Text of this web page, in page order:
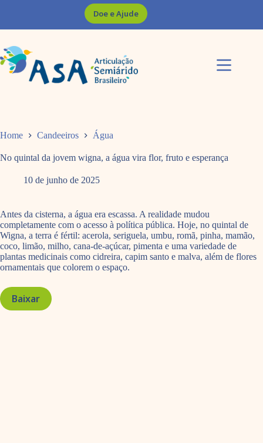
Doe e Ajude
Home Candeeiros Água
No quintal da jovem wigna, a água vira flor, fruto e esperança
10 de junho de 2025
Antes da cisterna, a água era escassa. A realidade mudou
completamente com o acesso à política pública. Hoje, no quintal de
Wigna, a terra é fértil: acerola, seriguela, umbu, romã, pinha, mamão,
coco, limão, milho, cana-de-açúcar, pimenta e uma variedade de
plantas medicinais como cidreira, capim santo e malva, além de flores
ornamentais que colorem o espaço.
Baixar